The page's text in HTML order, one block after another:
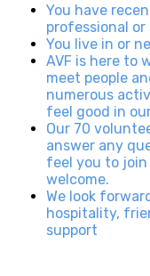
You have
professional
You live in or
AVF is here to
meet people
numerous
feel good in
Our 70
answer any
feel you to join
welcome.
We look
hospitality,
support